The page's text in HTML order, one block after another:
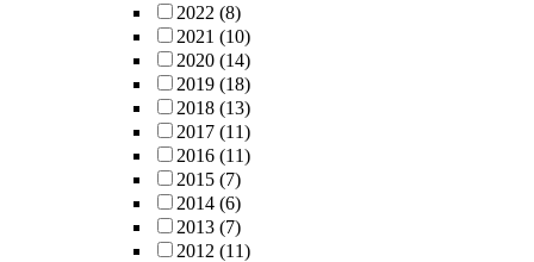
2022 (8)
2021 (10)
2020 (14)
2019 (18)
2018 (13)
2017 (11)
2016 (11)
2015 (7)
2014 (6)
2013 (7)
2012 (11)